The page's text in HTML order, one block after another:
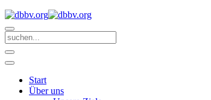
Start
Über uns